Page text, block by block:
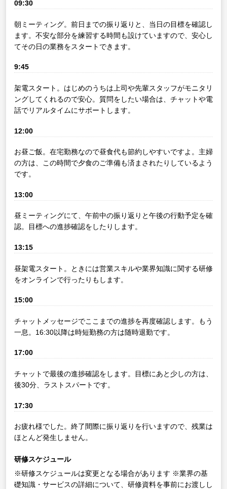
09:30
朝ミーティング。前日までの振り返りと、当日の目標を確認し
ます。不安な部分を練習する時間も設けていますので、安心し
てその日の業務をスタートできます。
9:45
架電スタート。はじめのうちは上司や先輩スタッフがモニタリ
ングしてくれるので安心。質問をしたい場合は、チャットや電
話でリアルタイムにサポートします。
12:00
お昼ご飯。在宅勤務なので昼食代も節約しやすいですよ。主婦
の方は、この時間で夕食のご準備も済まされたりしているよう
です。
13:00
昼ミーティングにて、午前中の振り返りと午後の行動予定を確
認。目標への進捗確認をしたりします。
13:15
昼架電スタート。ときには営業スキルや業界知識に関する研修
をオンラインで行ったりもします。
15:00
チャットメッセージでここまでの進捗を再度確認します。もう
一息。16:30以降は時短勤務の方は随時退勤です。
17:00
チャットで最後の進捗確認をします。目標にあと少しの方は、
後30分、ラストスパートです。
17:30
お疲れ様でした。終了間際に振り返りを行いますので、残業は
ほとんど発生しません。
研修スケジュール
※研修スケジュールは変更となる場合があります ※業界の基
礎知識・サービスの詳細について、研修資料を事前にお渡しし